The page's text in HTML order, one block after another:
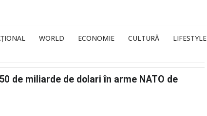
WORLD ECONOMIE CULTURĂ LIFESTYLE
de miliarde de dolari în arme NATO de